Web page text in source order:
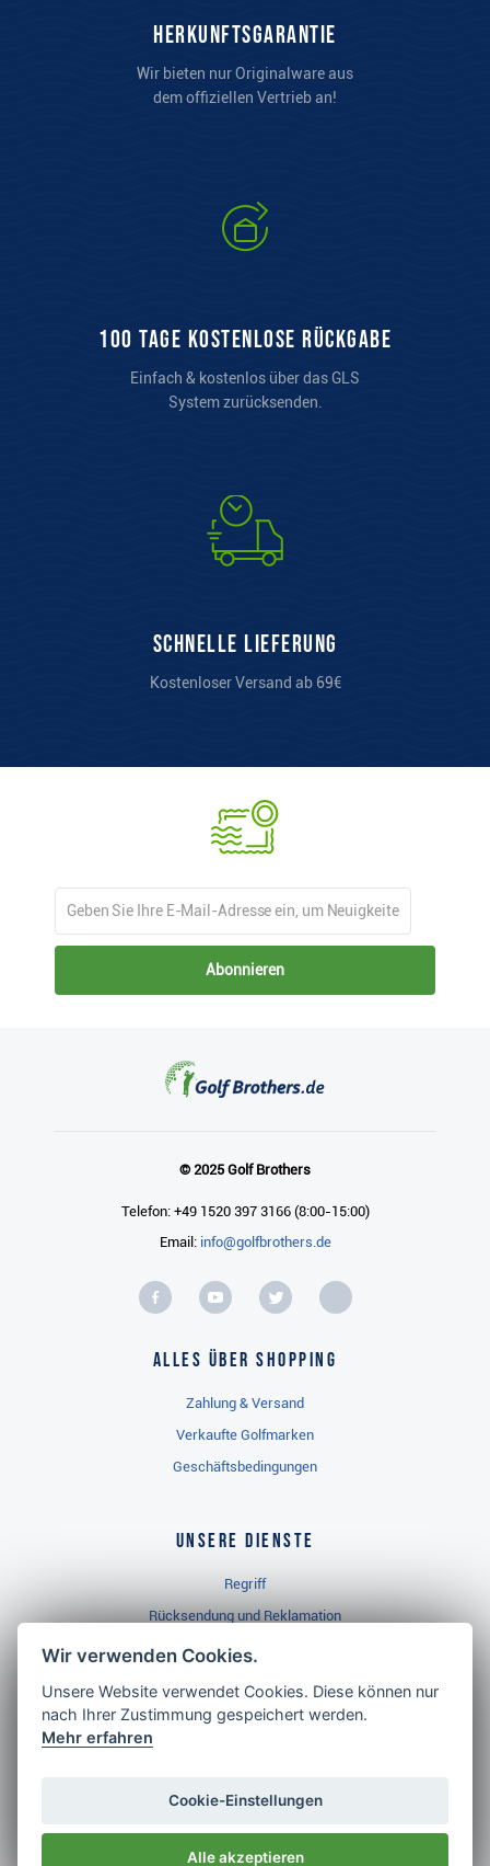
Herkunftsgarantie
Wir bieten nur Originalware aus
dem offiziellen Vertrieb an!
100 Tage kostenlose Rückgabe
Einfach & kostenlos über das GLS
System zurücksenden.
Schnelle Lieferung
Kostenloser Versand ab 69€
Abonnieren
© 2025 Golf Brothers
Telefon: +49 1520 397 3166 (8:00-15:00)
Email: info@golfbrothers.de
Alles über Shopping
Zahlung & Versand
Verkaufte Golfmarken
Geschäftsbedingungen
Unsere Dienste
Regriff
Rücksendung und Reklamation
Widerrufsbelehrung
Golf Brothers.de
Neuheiten
Impressum
Wir verwenden Cookies.
Unsere Website verwendet Cookies. Diese können nur
nach Ihrer Zustimmung gespeichert werden.
Mehr erfahren
Cookie-Einstellungen
Alle akzeptieren